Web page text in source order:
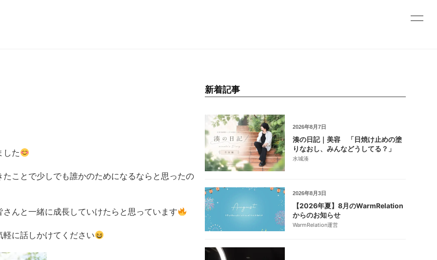
した
ことで少しでも誰かのためになるならと思ったの
んと一緒に成長していけたらと思っています
に話しかけてください
新着記事
2026年8月7日
湊の日記｜美容 「日焼け止めの塗
りなおし、みんなどうしてる？」
水城湊
2026年8月3日
【2026年夏】8月のWarmRelation
からのお知らせ
WarmRelation運営